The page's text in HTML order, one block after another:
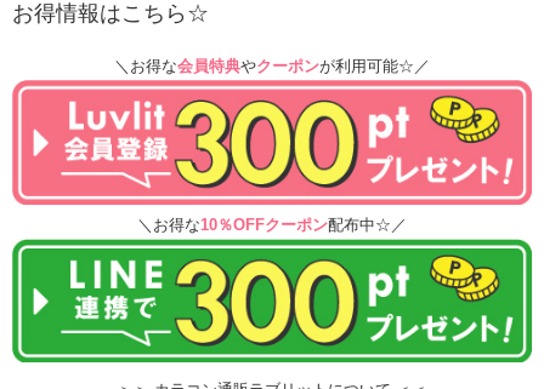
お得情報はこちら☆
＼お得な会員特典やクーポンが利用可能☆／
＼お得な10％OFFクーポン配布中☆／